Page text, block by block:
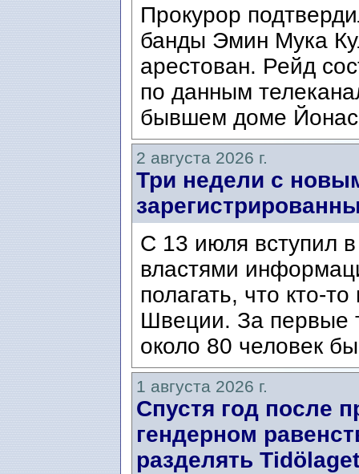
Прокурор
банды Эмин Мука
арестован. Рейд
по данным
бывшем доме
2 августа 2026 г.
Три недели с
С 13 июля вступил
властями
полагать, что кто-
Швеции. За первые
около 80 человек
1 августа 2026 г.
Спустя год после
гендерном
разделять